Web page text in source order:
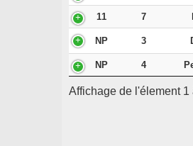
11 7
NP 3
NP 4
Affichage de l'élement